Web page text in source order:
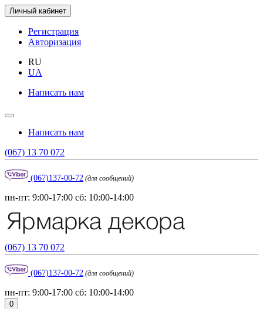
Личный кабинет
Регистрация
Авторизация
RU
UA
Написать нам
Написать нам
(067) 13 70 072
(067)137-00-72 (для сообщений)
пн-пт: 9:00-17:00 сб: 10:00-14:00
(067) 13 70 072
(067)137-00-72 (для сообщений)
пн-пт: 9:00-17:00 сб: 10:00-14:00
0